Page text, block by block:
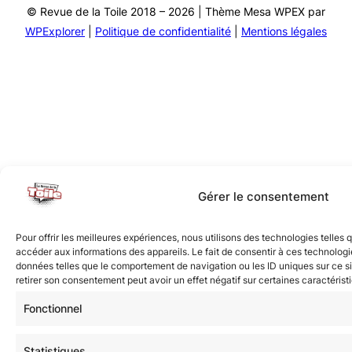
Gérer le consentement
Pour offrir les meilleures expériences, nous utilisons des technologies telles
accéder aux informations des appareils. Le fait de consentir à ces
données telles que le comportement de navigation ou les ID uniques sur ce
retirer son consentement peut avoir un effet négatif sur certaines
Fonctionnel
© Revue de la Toile 2018 – 2026 | Thème Mesa WPEX par
WPExplorer
Politique de confidentialité Mentions légales